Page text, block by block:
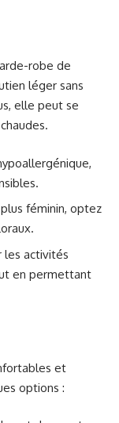
robe de
léger sans
elle peut se
féminin, optez
les activités
en permettant
et
options :